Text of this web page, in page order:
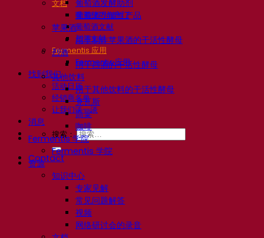
文档
啤酒技巧与窍门
葡萄酒文献
烈酒文献
Fermentis 应用
Fermentis 应用
找到我们
活动日历
经销商名单
让我们谈一谈
消息
搜索：
Contact
葡萄酒发酵助剂
葡萄酒功能性产品
苹果酒
用于制作苹果酒的干活性酵母
烈酒
用于烈酒的干活性酵母
其他饮料
用于其他饮料的干活性酵母
克瓦斯
高粱
咖啡
Fermentis 学院
Fermentis 学院
资源
知识中心
专家见解
常见问题解答
视频
网络研讨会的录音